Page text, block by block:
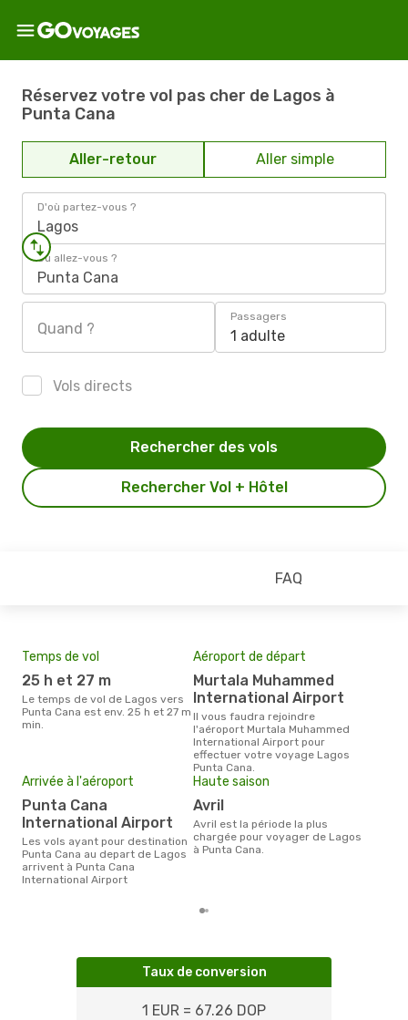
Réservez votre vol pas cher de Lagos à
Punta Cana
Aller-retour Aller simple
D'où partez-vous ?
Lagos
Où allez-vous ?
Punta Cana
Quand ?
Passagers
1 adulte
Vols directs
Rechercher Vol + Hôtel
Rechercher des vols
FAQ
Temps de vol
25 h et 27 m
Le temps de vol de Lagos vers
Punta Cana est env. 25 h et 27 m
min.
Aéroport de départ
Murtala Muhammed
International Airport
Il vous faudra rejoindre
l'aéroport Murtala Muhammed
International Airport pour
effectuer votre voyage Lagos
Punta Cana.
Arrivée à l'aéroport
Punta Cana
International Airport
Les vols ayant pour destination
Punta Cana au depart de Lagos
arrivent à Punta Cana
International Airport
Haute saison
avril
avril est la période la plus
chargée pour voyager de Lagos
à Punta Cana.
Taux de conversion
1 EUR = 67.26 DOP